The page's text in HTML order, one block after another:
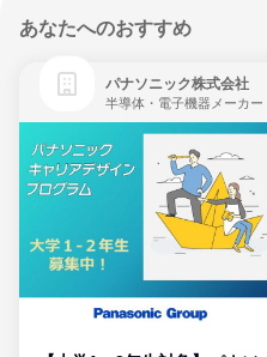
あなたへのおすすめ
パナソニック株式会社
半導体・電子機器メーカー